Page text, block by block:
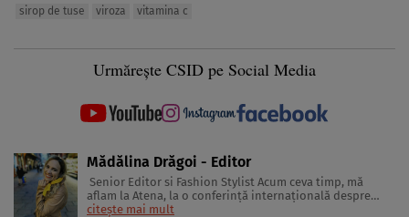
sirop de tuse
viroza vitamina c
Urmărește CSID pe Social Media
Mădălina Drăgoi - Editor
Senior Editor si Fashion Stylist Acum ceva timp, mă
aflam la Atena, la o conferinţă internaţională despre
frumuseţe şi industria de profil. În sală erau jurnaliste
citește mai mult